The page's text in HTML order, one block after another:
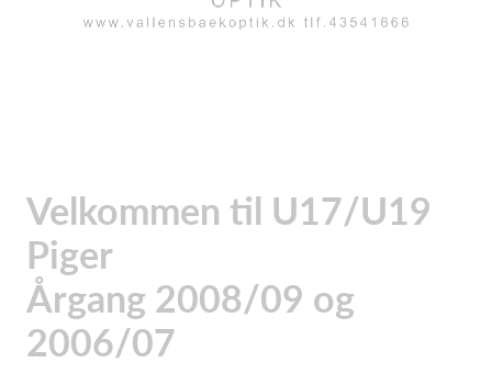
Velkommen til U17/U19
Piger
Årgang 2008/09 og
2006/07